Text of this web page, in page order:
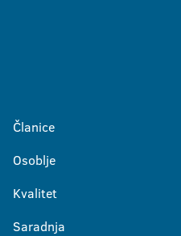
Članice
Osoblje
Kvalitet
Saradnja